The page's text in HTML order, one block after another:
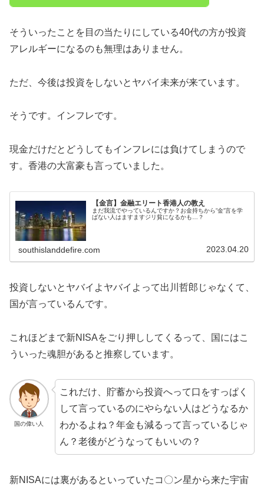
そういったことを目の当たりにしている40代の方が投資
アレルギーになるのも無理はありません。
ただ、今後は投資をしないとヤバイ未来が来ています。
そうです。インフレです。
現金だけだとどうしてもインフレには負けてしまうので
す。香港の大富豪も言っていました。
【金言】金融エリート香港人の教え
まだ我流でやっているんですか？お金持ちから”金”言を学
ばない人はますますジリ貧になるかも…？
southislanddefire.com 2023.04.20
投資しないとヤバイよヤバイよって出川哲郎じゃなくて、
国が言っているんです。
これほどまで新NISAをごり押ししてくるって、国にはこ
ういった魂胆があると推察しています。
国の偉い人
これだけ、貯蓄から投資へって口をすっぱく
して言っているのにやらない人はどうなるか
わかるよね？年金も減るって言っているじゃ
ん？老後がどうなってもいいの？
新NISAには裏があるといっていたコ〇ン星から来た宇宙